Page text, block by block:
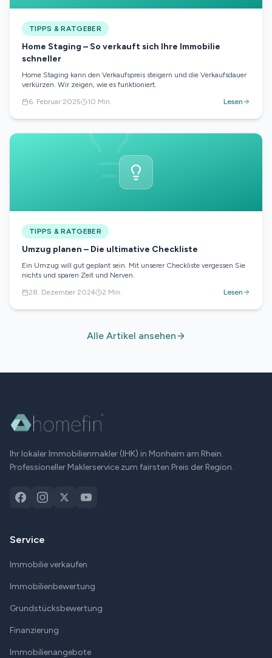
TIPPS & RATGEBER
Home Staging – So verkauft sich Ihre Immobilie
schneller
Home Staging kann den Verkaufspreis steigern und die Verkaufsdauer
verkürzen. Wir zeigen, wie es funktioniert.
6. Februar 2025
10 Min. Lesen
TIPPS & RATGEBER
Umzug planen – Die ultimative Checkliste
Ein Umzug will gut geplant sein. Mit unserer Checkliste vergessen Sie
nichts und sparen Zeit und Nerven.
28. Dezember 2024
2 Min. Lesen
Alle Artikel ansehen
Ihr lokaler Immobilienmakler (IHK) in Monheim am Rhein.
Professioneller Maklerservice zum fairsten Preis der Region.
Service
Immobilie verkaufen
Immobilienbewertung
Grundstücksbewertung
Finanzierung
Immobilienangebote